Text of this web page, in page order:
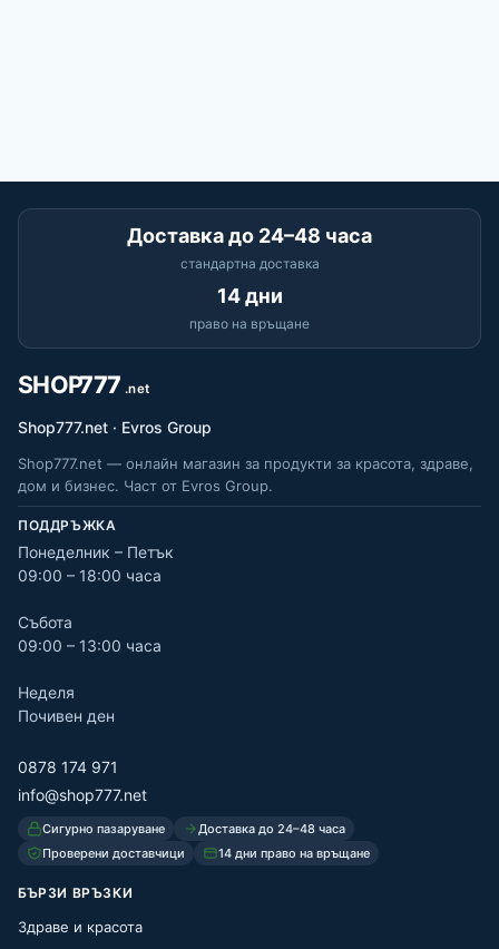
Доставка до 24–48 часа
стандартна доставка
14 дни
право на връщане
Shop777.net · Evros Group
Shop777.net — онлайн магазин за продукти за красота, здраве,
дом и бизнес. Част от Evros Group.
ПОДДРЪЖКА
Понеделник – Петък
09:00 – 18:00 часа
Събота
09:00 – 13:00 часа
Неделя
Почивен ден
0878 174 971
info@shop777.net
Сигурно пазаруване
Доставка до 24–48 часа
Проверени доставчици
14 дни право на връщане
БЪРЗИ ВРЪЗКИ
Здраве и красота